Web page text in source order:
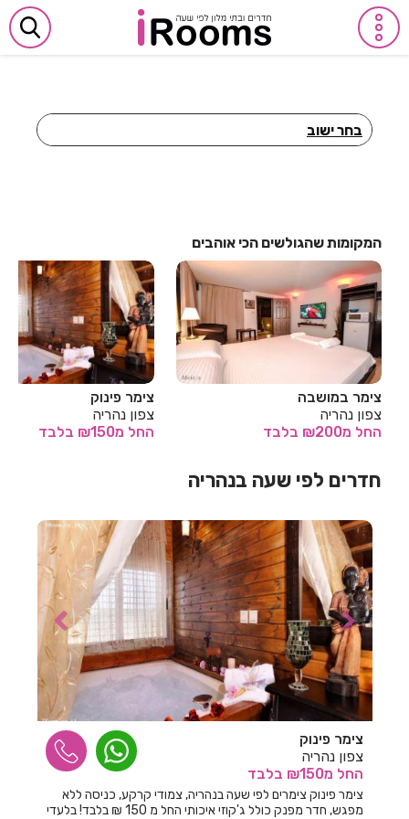
בחר ישוב
חדרים לפי שעה באבן מנחם
חדרים לפי שעה באומן
חדרים לפי שעה באומץ
חדרים לפי שעה באופקים
חדרים לפי שעה באור יהודה
חדרים לפי שעה באור עקיבא
חדרים לפי שעה באחיהוד
חדרים לפי שעה באחיטוב
חדרים לפי שעה באלישמע
חדרים לפי שעה באלקוש
חדרים לפי שעה באמירים
חדרים לפי שעה באניעם
חדרים לפי שעה באריאל
חדרים לפי שעה באשבול
חדרים לפי שעה באשדוד
חדרים לפי שעה באשקלון
המקומות שהגולשים הכי אוהבים
צימר במושבה
צפון נהריה
החל מ₪200 בלבד
צימר פינוק
צפון נהריה
החל מ₪150 בלבד
חדרים לפי שעה בנהריה
צימר פינוק
צפון נהריה
החל מ₪150 בלבד
צימר פינוק צימרים לפי שעה בנהריה, צמודי קרקע, כניסה ללא
מפגש, חדר מפנק כולל ג'קוזי איכותי החל מ 150 ₪ בלבד! בלעדי